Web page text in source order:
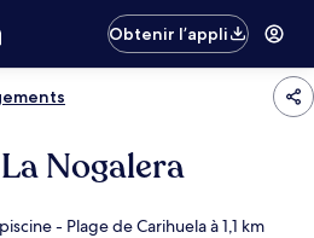
Obtenir l’appli
Nogalera
- Plage de Carihuela à 1,1 km